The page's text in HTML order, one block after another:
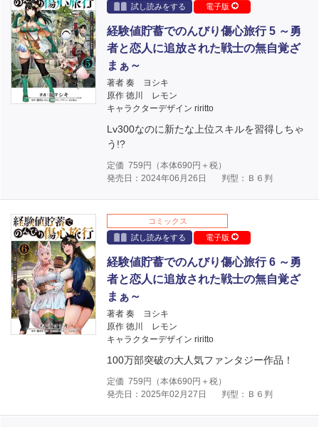
試し読みをする
電子版
経験値貯蓄でのんびり傷心旅行 5 ～勇
者と恋人に追放された戦士の無自覚ざ
まぁ～
著者 奏 ヨシキ
原作 徳川 レモン
キャラクターデザイン riritto
Lv300なのに新たな上位スキルを習得しちゃ
う!?
定価 759 円（本体690円＋税）
発売日：2024年06月26日
判型：Ｂ６判
コミックス
試し読みをする
電子版
経験値貯蓄でのんびり傷心旅行 6 ～勇
者と恋人に追放された戦士の無自覚ざ
まぁ～
著者 奏 ヨシキ
原作 徳川 レモン
キャラクターデザイン riritto
100万部突破の大人気ファンタジー作品！
定価 759 円（本体690円＋税）
発売日：2025年02月27日
判型：Ｂ６判